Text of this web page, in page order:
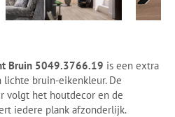
Next
Next
Bruin 5049.3766.19 is een extra
bruin-eikenkleur. De
volgt het houtdecor en de
iedere plank afzonderlijk.